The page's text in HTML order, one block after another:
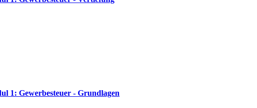
1: Gewerbesteuer - Grundlagen